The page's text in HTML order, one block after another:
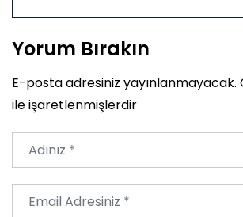
Yorum Bırakın
E-posta adresiniz yayınlanmayacak.
ile işaretlenmişlerdir